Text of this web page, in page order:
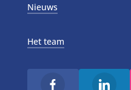
Nieuws
Het team